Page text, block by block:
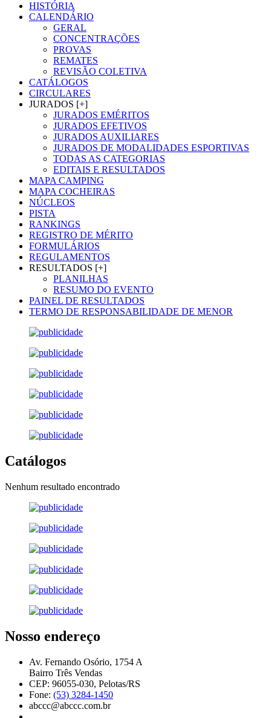
HISTÓRIA
CALENDÁRIO
GERAL
CONCENTRAÇÕES
PROVAS
REMATES
REVISÃO COLETIVA
CATÁLOGOS
CIRCULARES
JURADOS [+]
JURADOS EMÉRITOS
JURADOS EFETIVOS
JURADOS AUXILIARES
JURADOS DE MODALIDADES ESPORTIVAS
TODAS AS CATEGORIAS
EDITAIS E RESULTADOS
MAPA CAMPING
MAPA COCHEIRAS
NÚCLEOS
PISTA
RANKINGS
REGISTRO DE MÉRITO
FORMULÁRIOS
REGULAMENTOS
RESULTADOS [+]
PLANILHAS
RESUMO DO EVENTO
PAINEL DE RESULTADOS
TERMO DE RESPONSABILIDADE DE MENOR
Catálogos
Nenhum resultado encontrado
Nosso endereço
Av. Fernando Osório, 1754 A
Bairro Três Vendas
CEP: 96055-030, Pelotas/RS
Fone: (53) 3284-1450
abccc@abccc.com.br